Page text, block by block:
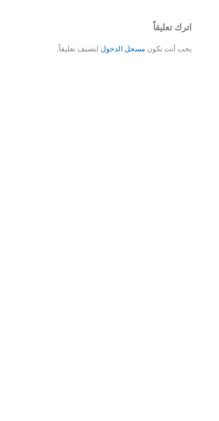
اترك تعليقاً
يجب أنت تكون مسجل الدخول لتضيف تعليقاً.